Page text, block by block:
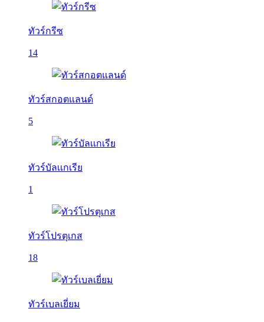
ทัวร์กรีซ
14
ทัวร์สกอตแลนด์
5
ทัวร์บัลเเกเรีย
1
ทัวร์โปรตุเกส
18
ทัวร์เบลเยี่ยม